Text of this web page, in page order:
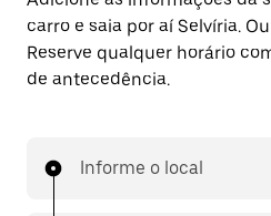
carro e saia por aí Selvíria.
Reserve qualquer horário
de antecedência.
Informe o local